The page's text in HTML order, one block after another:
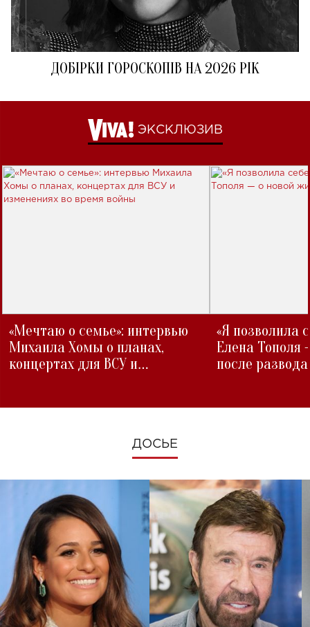
ДОБІРКИ ГОРОСКОПІВ НА 2026 РІК
ЭКСКЛЮЗИВ
«Мечтаю о семье»: интервью
Михаила Хомы о планах,
концертах для ВСУ и
«Я позволила
Елена Тополя
после развода
ДОСЬЕ